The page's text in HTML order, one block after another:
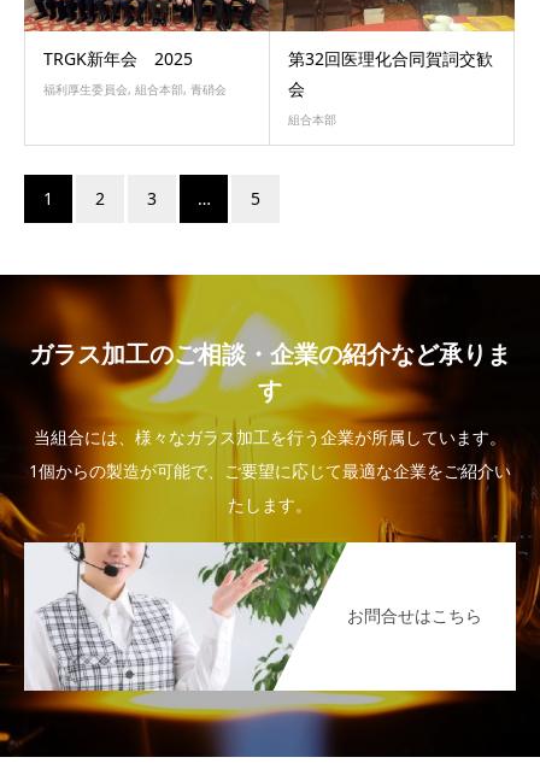
TRGK新年会 2025
福利厚生委員会, 組合本部, 青硝会
第32回医理化合同賀詞交歓
会
組合本部
1 2 3 … 5
ガラス加工のご相談・企業の紹介など承りま
す
当組合には、様々なガラス加工を行う企業が所属しています。
1個からの製造が可能で、ご要望に応じて最適な企業をご紹介い
たします。
お問合せはこちら